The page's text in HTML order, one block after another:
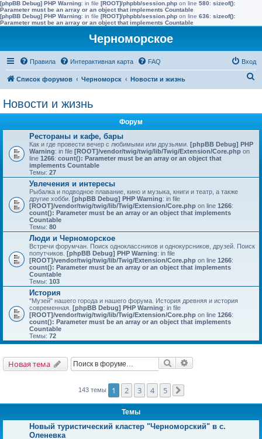
[phpBB Debug] PHP Warning: in file [ROOT]/phpbb/session.php on line 580: sizeof():
Parameter must be an array or an object that implements Countable
[phpBB Debug] PHP Warning: in file [ROOT]/phpbb/session.php on line 636: sizeof():
Parameter must be an array or an object that implements Countable
Черноморское
Правила Интерактивная карта FAQ Вход
Список форумов Черноморск Новости и жизнь
Новости и жизнь
Форум
Рестораны и кафе, бары
Как и где провести вечер c любимыми или друзьями. [phpBB Debug] PHP
Warning: in file [ROOT]/vendor/twig/twig/lib/Twig/Extension/Core.php on
line 1266: count(): Parameter must be an array or an object that
implements Countable
Темы: 27
Увлечения и интересы
Рыбалка и подводное плавание, кино и музыка, книги и театр, а также
другие хобби. [phpBB Debug] PHP Warning: in file
[ROOT]/vendor/twig/twig/lib/Twig/Extension/Core.php on line 1266:
count(): Parameter must be an array or an object that implements
Countable
Темы: 80
Люди и Черноморское
Встречи форумчан. Поиск одноклассников и однокурсников, друзей. Поиск
попутчиков. [phpBB Debug] PHP Warning: in file
[ROOT]/vendor/twig/twig/lib/Twig/Extension/Core.php on line 1266:
count(): Parameter must be an array or an object that implements
Countable
Темы: 103
История
"Музей" нашего города и нашего форума. История древняя и история
современная. [phpBB Debug] PHP Warning: in file
[ROOT]/vendor/twig/twig/lib/Twig/Extension/Core.php on line 1266:
count(): Parameter must be an array or an object that implements
Countable
Темы: 72
Новая тема Поиск
143 темы 1 2 3 4 5
Темы
Новый туристический кластер "Черноморский" в с.
Оленевка